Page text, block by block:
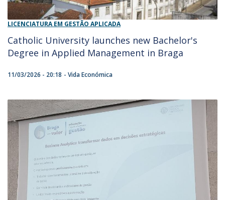
LICENCIATURA EM GESTÃO APLICADA
Catholic University launches new Bachelor's
Degree in Applied Management in Braga
11/03/2026 - 20:18 Vida Económica